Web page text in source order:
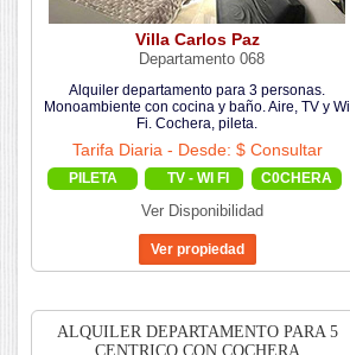
Villa Carlos Paz
Departamento 068
Alquiler departamento para 3 personas.
Monoambiente con cocina y baño. Aire, TV y Wi
Fi. Cochera, pileta.
Tarifa Diaria - Desde: $ Consultar
PILETA TV - WI FI C0CHERA
Ver Disponibilidad
ALQUILER DEPARTAMENTO PARA 5
CENTRICO CON COCHERA